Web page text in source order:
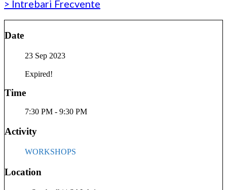
> Intrebari Frecvente
Date
23 Sep 2023
Expired!
Time
7:30 PM - 9:30 PM
Activity
WORKSHOPS
Location